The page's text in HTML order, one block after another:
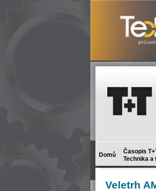
Domů
Časopis
Technika a
Veletrh